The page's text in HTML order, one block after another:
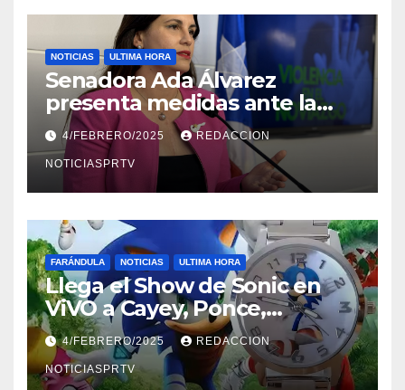
NOTICIAS ULTIMA HORA
Senadora Ada Álvarez
presenta medidas ante la
violencia en el noviazgo
4/FEBRERO/2025 REDACCION
NOTICIASPRTV
FARÁNDULA NOTICIAS ULTIMA HORA
Llega el Show de Sonic en
ViVO a Cayey, Ponce,
Barceloneta y Humacao,
Relojes gratis para el que
compre ahora….
4/FEBRERO/2025 REDACCION
NOTICIASPRTV